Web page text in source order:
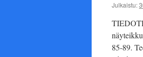
Julkaistu:
85-89.